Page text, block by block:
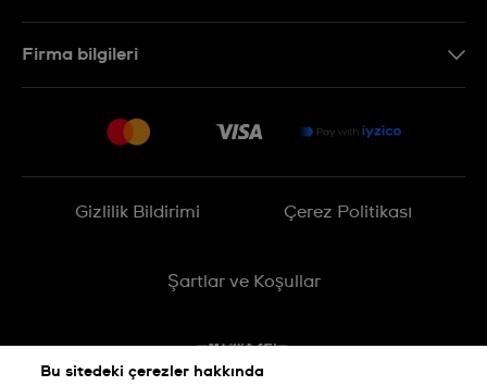
İade Politikası
Firma bilgileri
Gizlilik Bildirimi Çerez Politikası
Şartlar ve Koşullar
Bu sitedeki çerezler hakkında